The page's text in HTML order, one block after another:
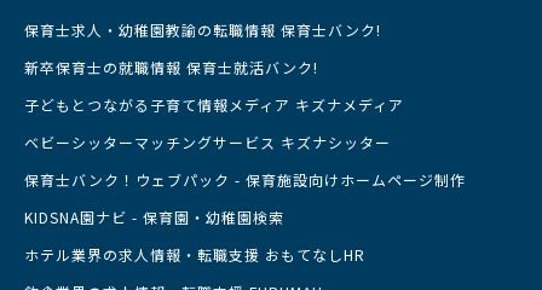
保育士求人・幼稚園教諭の転職情報 保育士バンク!
新卒保育士の就職情報 保育士就活バンク!
子どもとつながる子育て情報メディア キズナメディア
ベビーシッターマッチングサービス キズナシッター
保育士バンク！ウェブパック - 保育施設向けホームページ制作
KIDSNA園ナビ - 保育園・幼稚園検索
ホテル業界の求人情報・転職支援 おもてなしHR